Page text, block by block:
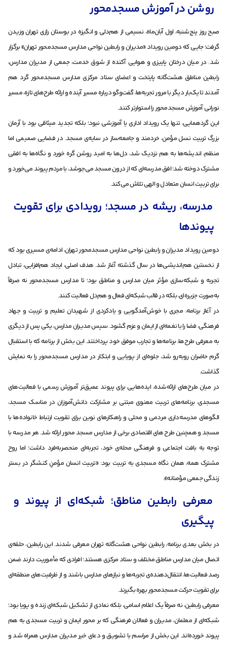
روشن در آموزش مسجد‌محور
صبح روز پنج‌شنبه، اول آبان‌ماه، نسیمی از هم‌دلی و انگیزه در بوستان رازی تهران وزیدن
گرفت؛ جایی که دومین رویداد «مدیران و رابطین نواحی مدارس مسجد‌محور تهران» برگزار
شد. در میان درختان پاییزی و هوایی آکنده از شوق خدمت، جمعی از مدیران مدارس،
رابطین مناطق هشت‌گانه پایتخت و اعضای ستاد مرکزی مدارس مسجد‌محور گرد هم
آمدند تا یک‌بار دیگر با مرور تجربه‌ها، گفت‌وگو درباره مسیر آینده و ارائه طرح‌های تازه، مسیر
نورانی آموزش مسجد‌محور را استوارتر کنند.
این گردهمایی، تنها یک رویداد اداری یا آموزشی نبود؛ بلکه تجدید میثاقی بود با آرمان
بزرگ تربیت نسل مؤمن، خردمند و جامعه‌ساز در سایه‌ی مسجد. در فضایی صمیمی اما
منظم، اندیشه‌ها به هم نزدیک شد، دل‌ها به امید روشن گره خورد و نگاه‌ها به افقی
مشترک دوخته شد؛ افق مدرسه‌ای که از درون مسجد می‌جوشد، با مردم پیوند می‌خورد و
برای تربیت انسان متعادل و الهی تلاش می‌کند.
مدرسه، ریشه در مسجد؛ رویدادی برای تقویت
پیوندها
دومین رویداد مدیران و رابطین نواحی مدارس مسجد‌محور تهران، ادامه‌ی مسیری بود که
از نخستین هم‌اندیشی‌ها در سال گذشته آغاز شد. هدف اصلی، ایجاد هم‌افزایی، تبادل
تجربه و شبکه‌سازی مؤثر میان مدارس و مناطق بود؛ تا مدارس مسجد‌محور نه صرفاً
به‌صورت جزیره‌ای، بلکه در قالب شبکه‌ای فعال و هم‌دل فعالیت کنند.
در آغاز برنامه، مجری با خوش‌آمدگویی و یادکردی از شهیدان تعلیم و تربیت و جهاد
فرهنگی، فضا را با نغمه‌ای از ایمان و عزم گشود. سپس مدیران مدارس، یکی پس از دیگری
به معرفی طرح‌ها، برنامه‌ها و تجارب موفق خود پرداختند. این بخش از برنامه که با استقبال
گرم حاضران روبه‌رو شد، جلوه‌ای از پویایی و ابتکار در مدارس مسجد‌محور را به نمایش
گذاشت.
در میان طرح‌های ارائه‌شده، ایده‌هایی برای پیوند عمیق‌تر آموزش رسمی با فعالیت‌های
مسجدی، برنامه‌های تربیت معنوی مبتنی بر مشارکت دانش‌آموزان در مناسک مسجد،
الگوهای مدرسه‌داری مردمی و محلی و راهکارهای نوین برای تقویت ارتباط خانواده‌ها با
مسجد و همچنین طرح های اقتصادی برخی از مدارس مسجد محور ارائه شد. هر مدرسه با
توجه به بافت اجتماعی و فرهنگی محله‌ی خود، تجربه‌ای منحصر‌به‌فرد داشت؛ اما روح
مشترک همه، همان نگاه مسجدی به تربیت بود: «تربیت انسان مؤمنِ کنشگر در بستر
زندگی جمعی مؤمنانه».
معرفی رابطین مناطق؛ شبکه‌ای از پیوند و
پیگیری
در بخش بعدی برنامه، رابطین نواحی هشت‌گانه تهران معرفی شدند. این رابطین، حلقه‌ی
اتصال میان مدارس مناطق مختلف و ستاد مرکزی هستند؛ افرادی که مأموریت دارند ضمن
رصد فعالیت‌ها، انتقال‌دهنده‌ی تجربه‌ها و نیازهای مدارس باشند و از ظرفیت‌های منطقه‌ای
برای تقویت حرکت مسجد‌محور بهره بگیرند.
معرفی رابطین، نه صرفاً یک اعلام اسامی، بلکه نمادی از تشکیل شبکه‌ای زنده و پویا بود؛
شبکه‌ای از معلمان، مدیران و فعالان فرهنگی که بر محور ایمان و تربیت مسجدی به هم
پیوند خورده‌اند. این بخش از مراسم با تشویق و دعای خیر مدیران مدارس همراه شد و